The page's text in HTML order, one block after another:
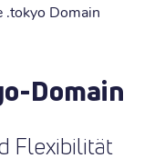
.tokyo Domain
Domain
Flexibilität